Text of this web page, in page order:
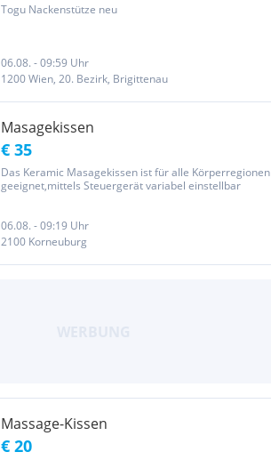
Togu Nackenstütze neu
06.08. - 09:59 Uhr
1200 Wien, 20. Bezirk, Brigittenau
Masagekissen
€ 35
Das Keramic Masagekissen ist für alle Körperregionen
geeignet,mittels Steuergerät variabel einstellbar
06.08. - 09:19 Uhr
2100 Korneuburg
Massage-Kissen
€ 20